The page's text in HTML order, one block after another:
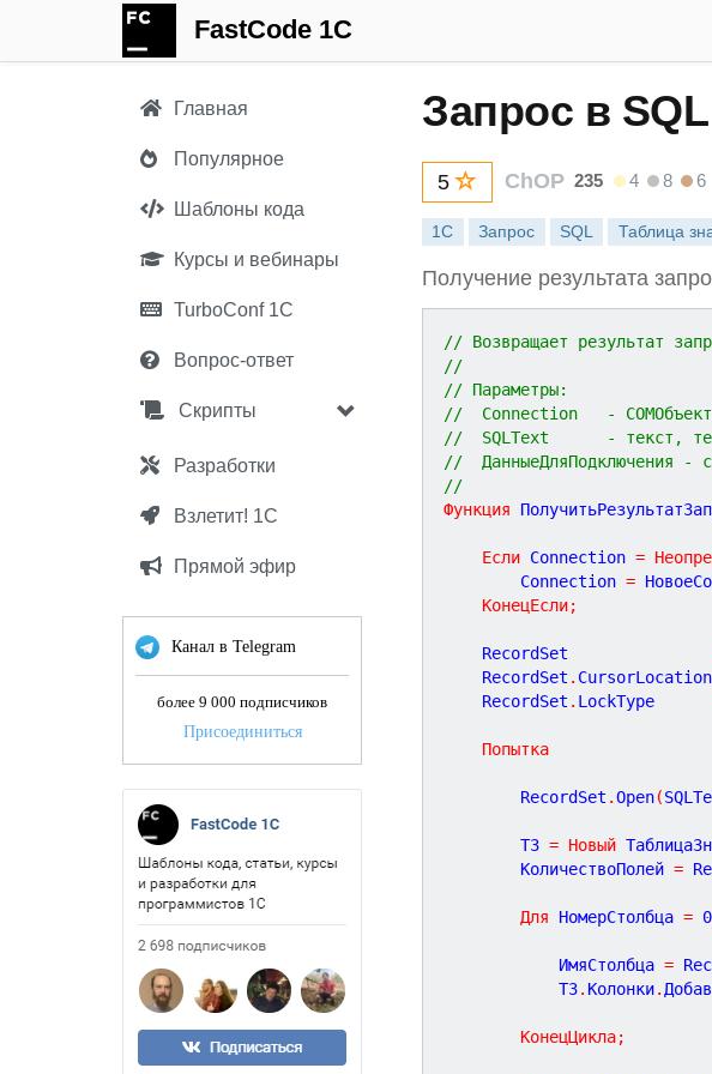
FastCode 1C
Главная
Популярное
Шаблоны кода
Курсы и вебинары
TurboConf 1С
Вопрос-ответ
Скрипты
Разработки
Взлетит! 1С
Прямой эфир
Канал в Telegram
более 9 000 подписчиков
Присоединиться
Запрос в
5 ChOP 235 4 8 6
1С Запрос SQL Таблица
Получение результата
// Возвращает результат
//
// Параметры:
//  Connection
//  SQLText      - текст,
//  ДанныеДляПодключения -
//
Функция
Если Connection =
		Connection
=
КонецЕсли;
	RecordSet
	RecordSet
. CursorLocation
	RecordSet
. LockType
Попытка
		RecordSet
.Open(
		ТЗ
= Новый
		КоличествоПолей
=
Для НомерСтолбца = 0
			ИмяСтолбца
=
			ТЗ
. Колонки.
КонецЦикла;